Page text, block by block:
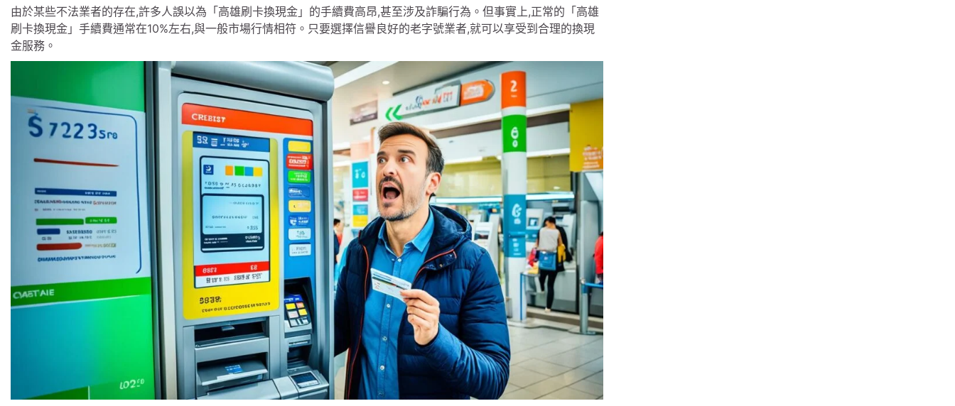
由於某些不法業者的存在,許多人誤以為「高雄刷卡換現金」的手續費高昂,甚至涉及詐騙行為。但事實上,正常的「高雄
刷卡換現金」手續費通常在10%左右,與一般市場行情相符。只要選擇信譽良好的老字號業者,就可以享受到合理的換現
金服務。